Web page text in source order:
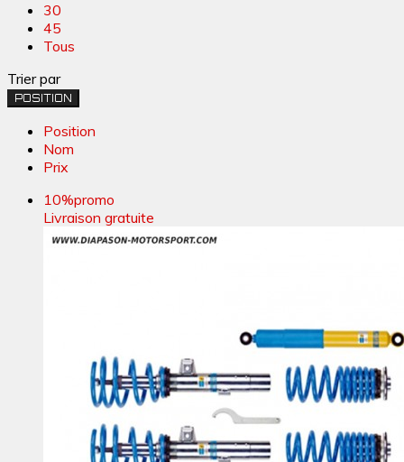
30
45
Tous
Trier par
POSITION
Position
Nom
Prix
10%promo
Livraison gratuite